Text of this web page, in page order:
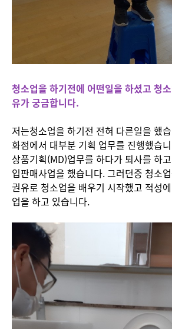
청소업을 하기전에 어떤일을 하셨고 청
유가 궁금합니다.
저는청소업을 하기전 전혀 다른일을 했
화점에서 대부분 기획 업무를 진행했습
상품기획(MD)업무를 하다가 퇴사를 하
입판매사업을 했습니다. 그러던중 청소
권유로 청소업을 배우기 시작했고 적성
업을 하고 있습니다.